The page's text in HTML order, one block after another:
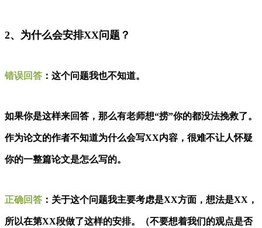
2、为什么会安排XX问题？
错误回答 ： 这个问题我也不知道。
如果你是这样来回答，那么有老师想“捞”你的都没法挽救了。
作为论文的作者不知道为什么会写XX内容，很难不让人怀疑
你的一整篇论文是怎么写的。
正确回答 ： 关于这个问题我主要考虑是XX方面，想法是XX，
所以在第XX段做了这样的安排。（不要想着我们的观点是否